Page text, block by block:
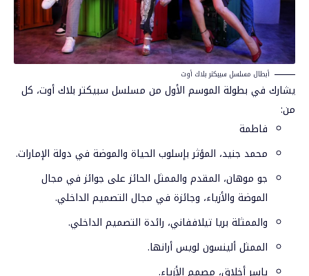
أبطال مسلسل سبيكتر بلاك أوت
يشارك في بطولة الموسم الأول من مسلسل سبيكتر بلاك أوت، كل
من:
فاطمة
محمد جنيد، المؤثر بإسلوب الحياة والموضة في دولة الإمارات.
جو موهان، المقدم والممثل الحائز على جوائز في مجال
الموضة والأزياء، وجائزة في مجال التصميم الداخلي.
والممثلة بريا تيلاففاني، رائدة التصميم الداخلي.
الممثل ألينسون لويس أرانها.